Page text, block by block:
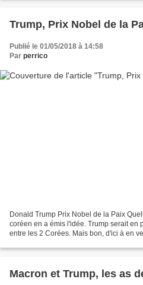
Trump, Prix Nobel de la
Publié le 01/05/2018 à 14:58
Par perrico
Donald Trump Prix Nobel de la Paix
coréen en a émis l'idée. Trump serait en
entre les 2 Corées. Mais bon, d'ici à en
Macron et Trump, les as